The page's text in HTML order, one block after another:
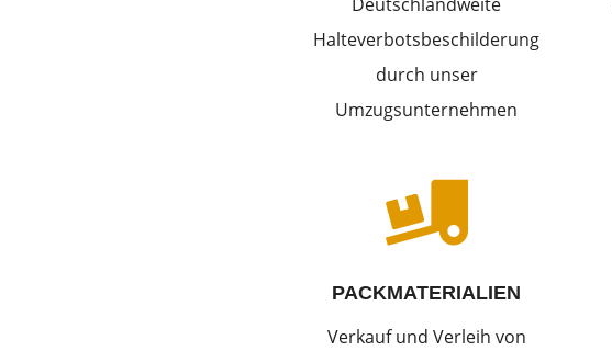
Halteverbotsbeschilderung
durch unser
Umzugsunternehmen

PACKMATERIALIEN
Verkauf und Verleih von